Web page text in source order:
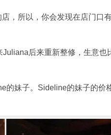
，所以，你会发现在店门口
后来重新整修，生意也
妹子。Sideline的妹子的价